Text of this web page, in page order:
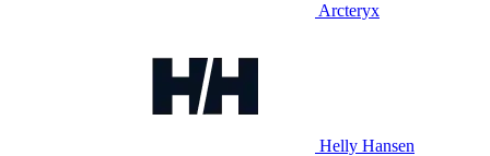
Arcteryx
Helly Hansen